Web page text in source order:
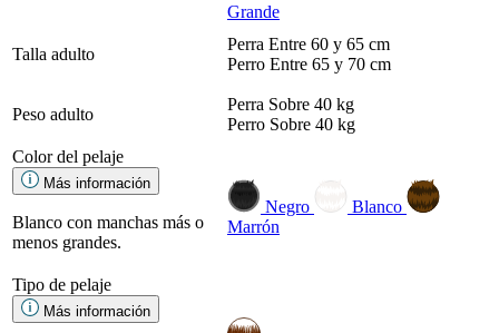
Grande
Talla adulto
Perra Entre 60 y 65 cm
Perro Entre 65 y 70 cm
Peso adulto
Perra Sobre 40 kg
Perro Sobre 40 kg
Color del pelaje
Más información
Blanco con manchas más o
menos grandes.
Negro
Blanco
Marrón
Tipo de pelaje
Más información